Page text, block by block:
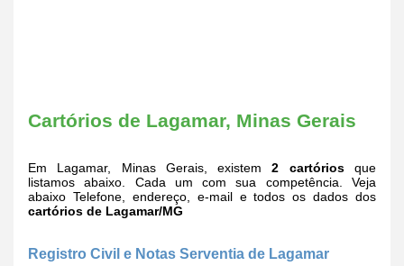
Cartórios de Lagamar, Minas Gerais
Em Lagamar, Minas Gerais, existem2 cartóriosque
listamos abaixo. Cada um com sua competência. Veja
abaixo Telefone, endereço, e-mail e todos os dados dos
cartórios de Lagamar/MG
Registro Civil e Notas Serventia de Lagamar